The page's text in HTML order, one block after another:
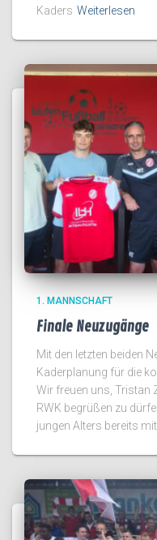
Kaders Weiterlesen
1. MANNSCHAFT
Finale Neuzugänge
Mit den letzten beiden
Kaderplanung für die
Wir freuen uns, Tristan
RWK begrüßen zu
jungen Alters bereits